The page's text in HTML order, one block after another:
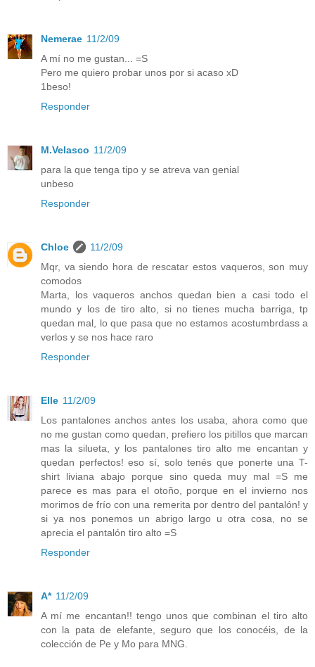
Nemerae 11/2/09
A mí no me gustan... =S
Pero me quiero probar unos por si acaso xD
1beso!
Responder
M.Velasco 11/2/09
para la que tenga tipo y se atreva van genial
unbeso
Responder
Chloe
11/2/09
Mqr, va siendo hora de rescatar estos vaqueros, son muy
comodos
Marta, los vaqueros anchos quedan bien a casi todo el
mundo y los de tiro alto, si no tienes mucha barriga, tp
quedan mal, lo que pasa que no estamos acostumbrdass a
verlos y se nos hace raro
Responder
Elle 11/2/09
Los pantalones anchos antes los usaba, ahora como que
no me gustan como quedan, prefiero los pitillos que marcan
mas la silueta, y los pantalones tiro alto me encantan y
quedan perfectos! eso sí, solo tenés que ponerte una T-
shirt liviana abajo porque sino queda muy mal =S me
parece es mas para el otoño, porque en el invierno nos
morimos de frío con una remerita por dentro del pantalón! y
si ya nos ponemos un abrigo largo u otra cosa, no se
aprecia el pantalón tiro alto =S
Responder
A* 11/2/09
A mí me encantan!! tengo unos que combinan el tiro alto
con la pata de elefante, seguro que los conocéis, de la
colección de Pe y Mo para MNG.